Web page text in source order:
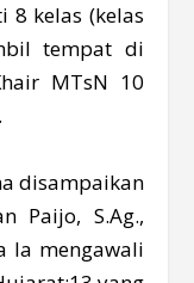
8 kelas (kelas
tempat di
MTsN 10
disampaikan
Paijo, S.Ag.,
Ia mengawali